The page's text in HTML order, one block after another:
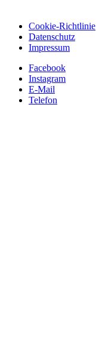
Cookie-Richtlinie
Datenschutz
Impressum
Facebook
Instagram
E-Mail
Telefon